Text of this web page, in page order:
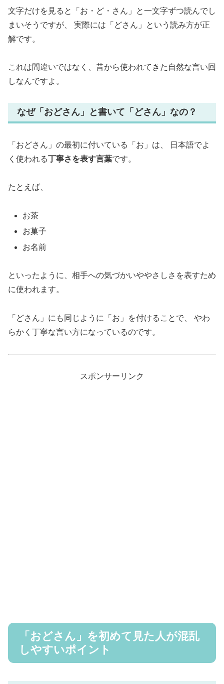
文字だけを見ると「お・ど・さん」と一文字ずつ読んでし
まいそうですが、 実際には「どさん」という読み方が正
解です。
これは間違いではなく、昔から使われてきた自然な言い回
しなんですよ。
なぜ「おどさん」と書いて「どさん」なの？
「おどさん」の最初に付いている「お」は、 日本語でよ
く使われる丁寧さを表す言葉です。
たとえば、
お茶
お菓子
お名前
といったように、相手への気づかいややさしさを表すため
に使われます。
「どさん」にも同じように「お」を付けることで、 やわ
らかく丁寧な言い方になっているのです。
スポンサーリンク
「おどさん」を初めて見た人が混乱
しやすいポイント